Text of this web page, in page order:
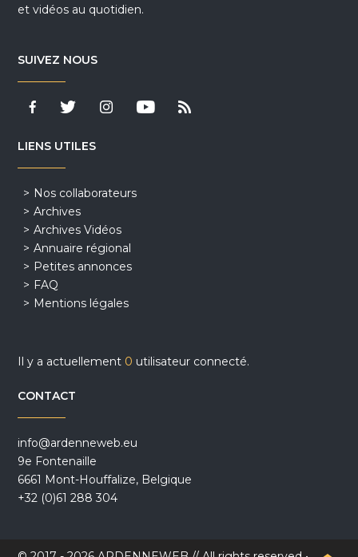
et vidéos au quotidien.
SUIVEZ NOUS
LIENS UTILES
Nos collaborateurs
Archives
Archives Vidéos
Annuaire régional
Petites annonces
FAQ
Mentions légales
Il y a actuellement 0 utilisateur connecté.
CONTACT
info@ardenneweb.eu
9e Fontenaille
6661 Mont-Houffalize, Belgique
+32 (0)61 288 304